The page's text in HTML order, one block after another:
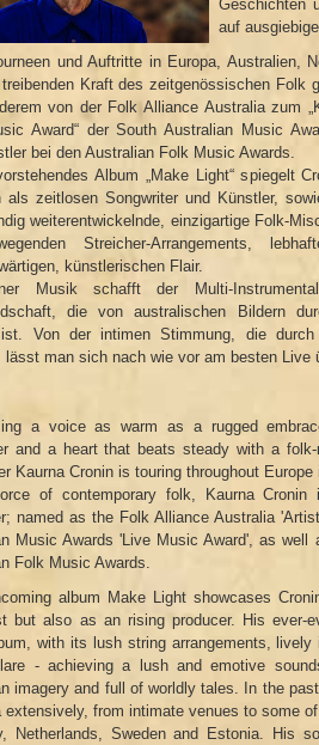
Geschichten
auf
und Auftritte in Europa, Australien,
Kraft des zeitgenössischen Folk
von der Folk Alliance Australia zum
Award“ der South Australian Music
bei den Australian Folk Music Awards.
Album „Make Light“ spiegelt
als zeitlosen Songwriter und Künstler,
weiterentwickelnde, einzigartige Folk-
Streicher-Arrangements,
künstlerischen Flair.
Musik schafft der Multi-
die von australischen Bildern
Von der intimen Stimmung, die
lässt man sich nach wie vor am besten Live
a voice as warm as a rugged
and a heart that beats steady with a
Kaurna Cronin is touring throughout
of contemporary folk, Kaurna
named as the Folk Alliance Australia
Music Awards 'Live Music Award', as
Folk Music Awards.
album Make Light showcases
but also as an rising producer. His ever-
with its lush string arrangements,
- achieving a lush and emotive
imagery and full of worldly tales. In the
extensively, from intimate venues to some
Netherlands, Sweden and Estonia. His